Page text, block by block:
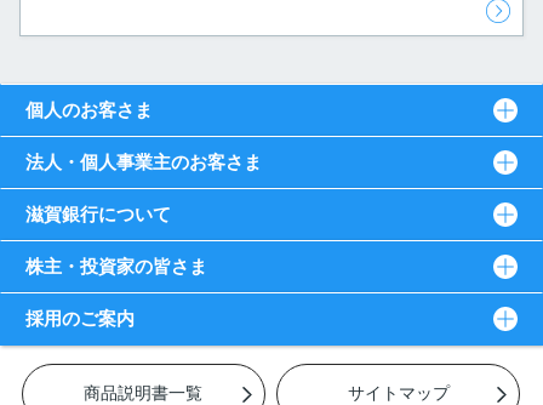
個人のお客さま
法人・個人事業主のお客さま
滋賀銀行について
株主・投資家の皆さま
採用のご案内
商品説明書一覧 サイトマップ